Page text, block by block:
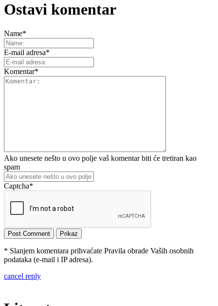
Ostavi komentar
Name*
E-mail adresa*
Komentar*
Ako unesete nešto u ovo polje vaš komentar biti će tretiran kao
spam
Captcha*
* Slanjem komentara prihvaćate Pravila obrade Vaših osobnih
podataka (e-mail i IP adresa).
cancel reply